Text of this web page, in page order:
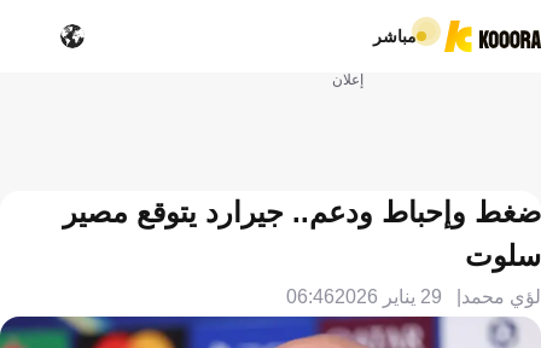
مباشر
إعلان
ضغط وإحباط ودعم.. جيرارد يتوقع مصير
سلوت
لؤي محمد 29 يناير 2026 06:46